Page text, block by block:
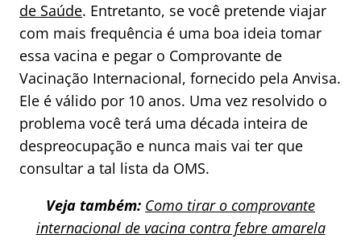
de Saúde. Entretanto, se você pretende viajar
com mais frequência é uma boa ideia tomar
essa vacina e pegar o Comprovante de
Vacinação Internacional, fornecido pela Anvisa.
Ele é válido por 10 anos. Uma vez resolvido o
problema você terá uma década inteira de
despreocupação e nunca mais vai ter que
consultar a tal lista da OMS.
Veja também: Como tirar o comprovante
internacional de vacina contra febre amarela